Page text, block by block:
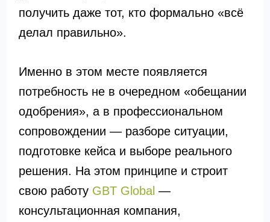
получить даже тот, кто формально «всё
делал правильно».
Именно в этом месте появляется
потребность не в очередном «обещании
одобрения», а в профессиональном
сопровождении — разборе ситуации,
подготовке кейса и выборе реального
решения. На этом принципе и строит
свою работу GBT Global —
консультационная компания,